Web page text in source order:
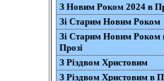
З Новим Роком 2024 в
Зі Старим Новим Роком
Зі Старим Новим Роком
Прозі
З Різдвом Христовим
З Різдвом Христовим в